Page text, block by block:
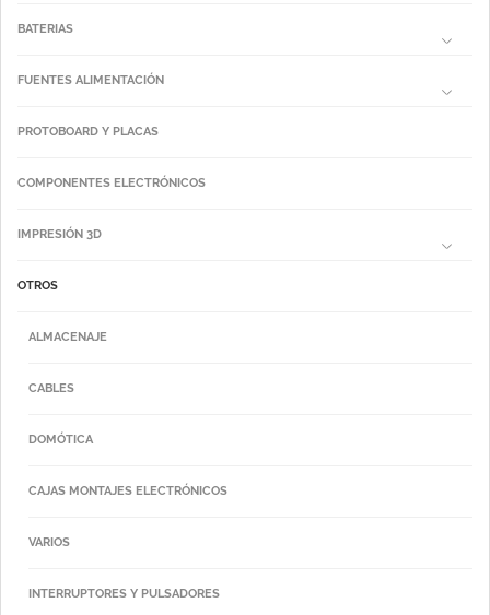
BATERIAS
FUENTES ALIMENTACIÓN
PROTOBOARD Y PLACAS
COMPONENTES ELECTRÓNICOS
IMPRESIÓN 3D
OTROS
ALMACENAJE
CABLES
DOMÓTICA
CAJAS MONTAJES ELECTRÓNICOS
VARIOS
INTERRUPTORES Y PULSADORES